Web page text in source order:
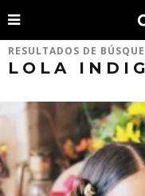
RESULTADOS DE
LOLA